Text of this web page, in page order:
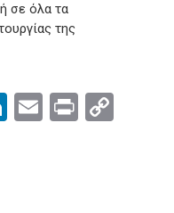
σε όλα τα
της
LinkedIn
Email
Print